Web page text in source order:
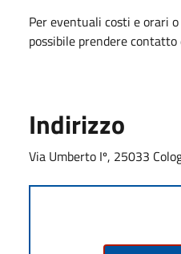
Per eventuali costi e orari
possibile prendere
Indirizzo
Via Umberto Iº, 25033